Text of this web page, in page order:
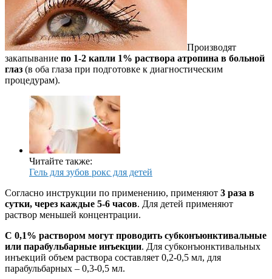
Производят
закапывание по 1-2 капли 1% раствора атропина в больной
глаз (в оба глаза при подготовке к диагностическим
процедурам).
Читайте также:
Гель для зубов рокс для детей
Согласно инструкции по применению, применяют 3 раза в
сутки, через каждые 5-6 часов. Для детей применяют
раствор меньшей концентрации.
С 0,1% раствором могут проводить субконъюнктивальные
или парабульбарные инъекции. Для субконъюнктивальных
инъекций объем раствора составляет 0,2-0,5 мл, для
парабульбарных – 0,3-0,5 мл.